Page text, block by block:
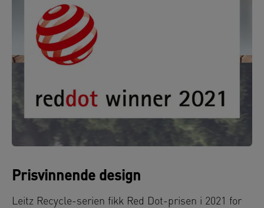
Prisvinnende design
Leitz Recycle-serien fikk Red Dot-prisen i 2021 for